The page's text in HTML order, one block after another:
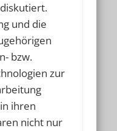
und die
bzw.
zur
ihren
nicht nur